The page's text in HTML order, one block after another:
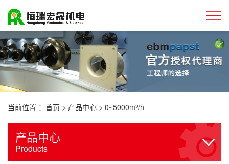
当前位置 ： 首页 > 产品中心 > 0~5000m³/h
产品中心
Products